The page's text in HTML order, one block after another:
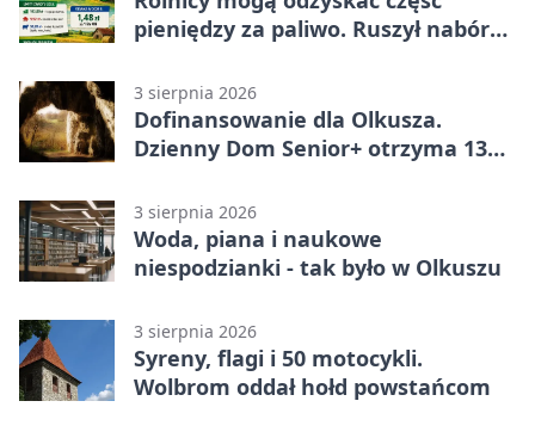
pieniędzy za paliwo. Ruszył nabór
3 sierpnia 2026
Dofinansowanie dla Olkusza.
Dzienny Dom Senior+ otrzyma 134
3 sierpnia 2026
Woda, piana i naukowe
niespodzianki - tak było w Olkuszu
3 sierpnia 2026
Syreny, flagi i 50 motocykli.
Wolbrom oddał hołd powstańcom